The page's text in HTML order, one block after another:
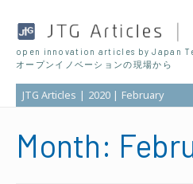
open innovation articles by Japan
オープンイノベーションの現場から
JTG Articles 2020 February
Month: